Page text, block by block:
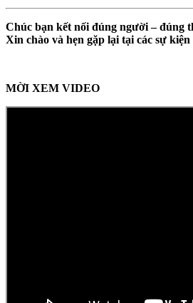
Chúc bạn kết nối đúng người – đúng
Xin chào và hẹn gặp lại tại các sự
MỜI XEM VIDEO